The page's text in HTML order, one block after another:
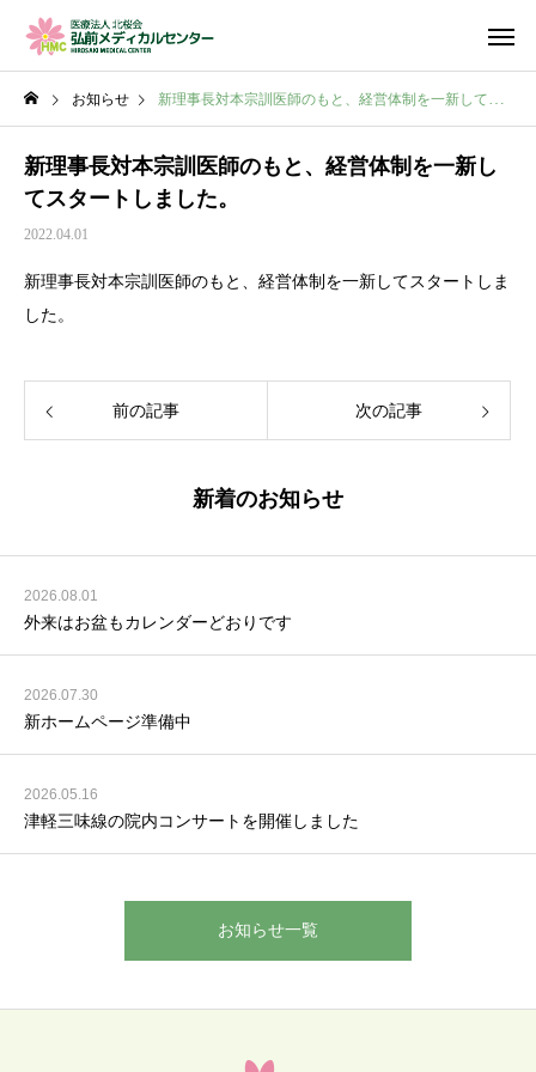
お知らせ 新理事長対本宗訓医師のもと、経営体制を一新してスタートしました。
新理事長対本宗訓医師のもと、経営体制を一新し
てスタートしました。
2022.04.01
新理事長対本宗訓医師のもと、経営体制を一新してスタートしま
した。
前の記事 次の記事
新着のお知らせ
2026.08.01
外来はお盆もカレンダーどおりです
2026.07.30
新ホームページ準備中
2026.05.16
津軽三味線の院内コンサートを開催しました
お知らせ一覧